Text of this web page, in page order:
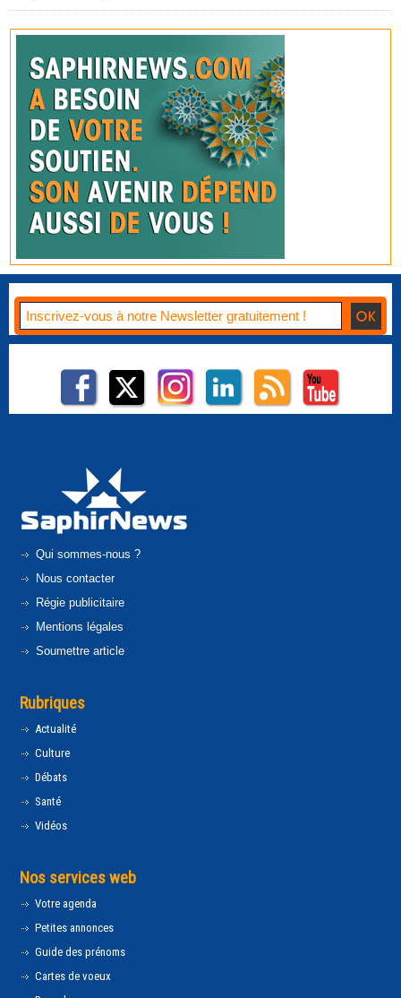
Qui sommes-nous ?
Nous contacter
Régie publicitaire
Mentions légales
Soumettre article
Rubriques
Actualité
Culture
Débats
Santé
Vidéos
Nos services web
Votre agenda
Petites annonces
Guide des prénoms
Cartes de voeux